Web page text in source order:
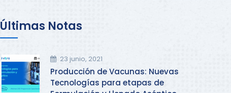
Últimas Notas
23 junio, 2021
Producción de Vacunas: Nuevas
Tecnologías para etapas de